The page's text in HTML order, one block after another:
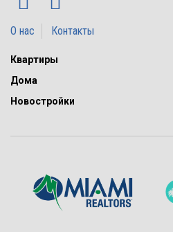
О нас Контакты
Квартиры
Дома
Новостройки